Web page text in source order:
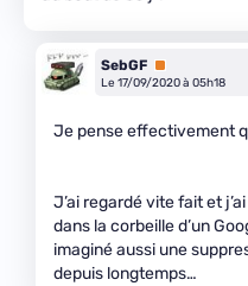
SebGF Premium
Le 17/09/2020 à 05h18
Je pense effectivement
J’ai regardé vite fait et
dans la corbeille d’un
imaginé aussi une
depuis longtemps…